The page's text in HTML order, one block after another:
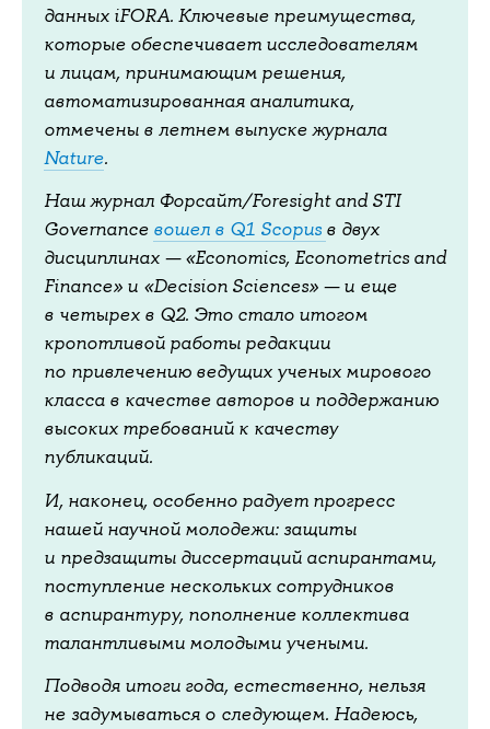
данных iFORA. Ключевые преимущества,
которые обеспечивает исследователям
и лицам, принимающим решения,
автоматизированная аналитика,
отмечены в летнем выпуске журнала
Nature.
Наш журнал Форсайт/Foresight and STI
Governance вошел в Q1 Scopus в двух
дисциплинах — «Economics, Econometrics and
Finance» и «Decision Sciences» — и еще
в четырех в Q2. Это стало итогом
кропотливой работы редакции
по привлечению ведущих ученых мирового
класса в качестве авторов и поддержанию
высоких требований к качеству
публикаций.
И, наконец, особенно радует прогресс
нашей научной молодежи: защиты
и предзащиты диссертаций аспирантами,
поступление нескольких сотрудников
в аспирантуру, пополнение коллектива
талантливыми молодыми учеными.
Подводя итоги года, естественно, нельзя
не задумываться о следующем. Надеюсь,